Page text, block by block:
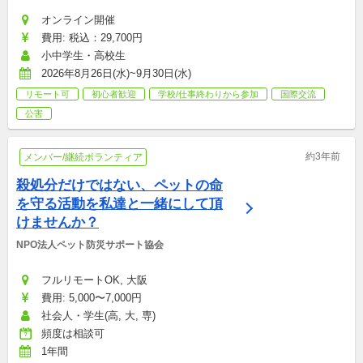
オンライン開催
費用: 税込：29,700円
小中学生・高校生
2026年8月26日(水)~9月30日(水)
リモート可 初心者歓迎 学校/仕事終わりから参加
国際交流
公害
メンバー/継続ボランティア 約3年前
殺処分だけではない、ペットの命
を守る活動を私達と一緒にして頂
けませんか？
NPO法人ペット防災サポート協会
フルリモートOK, 大阪
費用: 5,000〜7,000円
社会人・学生(高, 大, 専)
頻度は相談可
1年間